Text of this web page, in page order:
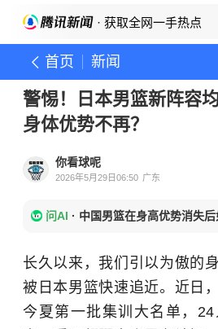
· 获取全网一手热点
首页 新闻
警惕！日本男篮新阵容
身体优势不再？
你看球呢
2026年5月29日06:50 广东
问AI · 中国男篮在身高优势消失后
长久以来，我们引以为傲的
被日本男篮快速追近。近日
今夏第一批集训大名单，